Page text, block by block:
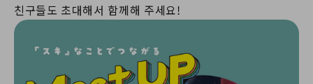
친구들도 초대해서 함께해 주세요!